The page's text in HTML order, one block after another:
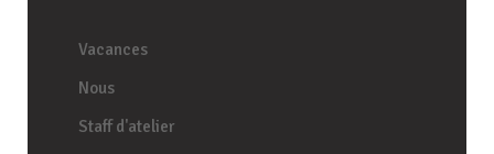
Vacances
Nous
Staff d'atelier